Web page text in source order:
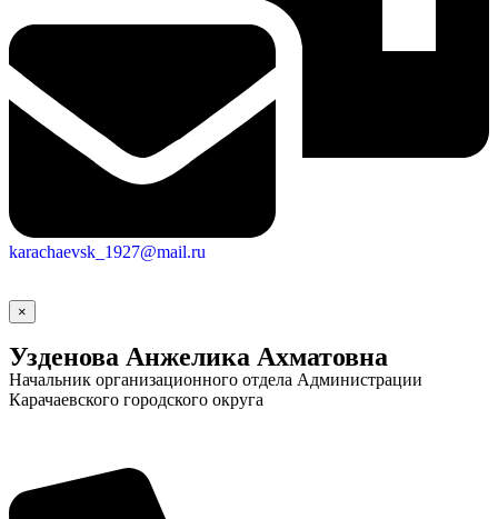
Документы
Газета "Минги Тау"
Виртуальная
karachaevsk_1927@mail.ru
×
Узденова Анжелика Ахматовна
Начальник организационного отдела Администрации
Карачаевского городского округа